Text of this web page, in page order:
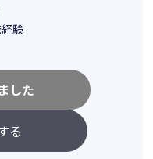
験
る
した